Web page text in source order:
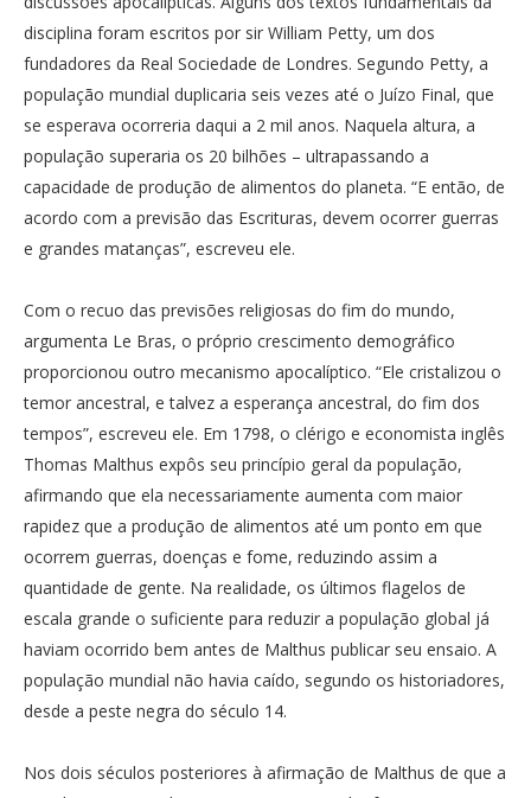
disciplina foram escritos por sir William Petty, um dos
fundadores da Real Sociedade de Londres. Segundo Petty, a
população mundial duplicaria seis vezes até o Juízo Final, que
se esperava ocorreria daqui a 2 mil anos. Naquela altura, a
população superaria os 20 bilhões – ultrapassando a
capacidade de produção de alimentos do planeta. “E então, de
acordo com a previsão das Escrituras, devem ocorrer guerras
e grandes matanças”, escreveu ele.
Com o recuo das previsões religiosas do fim do mundo,
argumenta Le Bras, o próprio crescimento demográfico
proporcionou outro mecanismo apocalíptico. “Ele cristalizou o
temor ancestral, e talvez a esperança ancestral, do fim dos
tempos”, escreveu ele. Em 1798, o clérigo e economista inglês
Thomas Malthus expôs seu princípio geral da população,
afirmando que ela necessariamente aumenta com maior
rapidez que a produção de alimentos até um ponto em que
ocorrem guerras, doenças e fome, reduzindo assim a
quantidade de gente. Na realidade, os últimos flagelos de
escala grande o suficiente para reduzir a população global já
haviam ocorrido bem antes de Malthus publicar seu ensaio. A
população mundial não havia caído, segundo os historiadores,
desde a peste negra do século 14.
Nos dois séculos posteriores à afirmação de Malthus de que a